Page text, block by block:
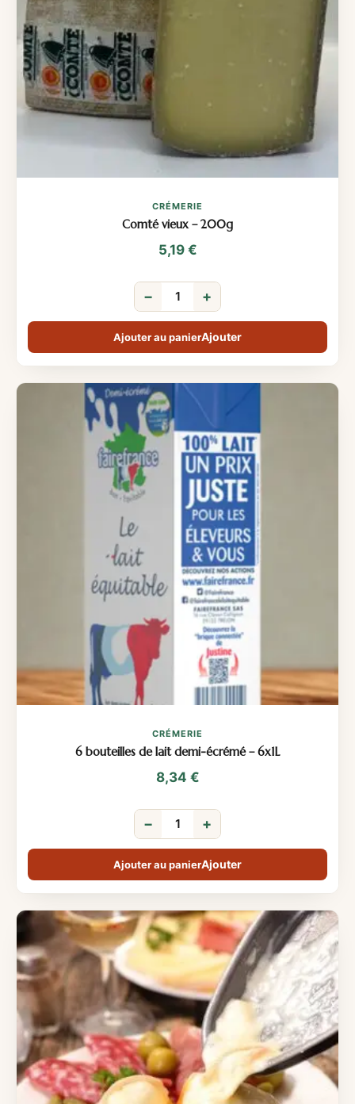
CRÉMERIE
Comté vieux – 200g
5,19 €
− +
Ajouter au panier
CRÉMERIE
6 bouteilles de lait demi-écrémé – 6x1L
8,34 €
− +
Ajouter au panier